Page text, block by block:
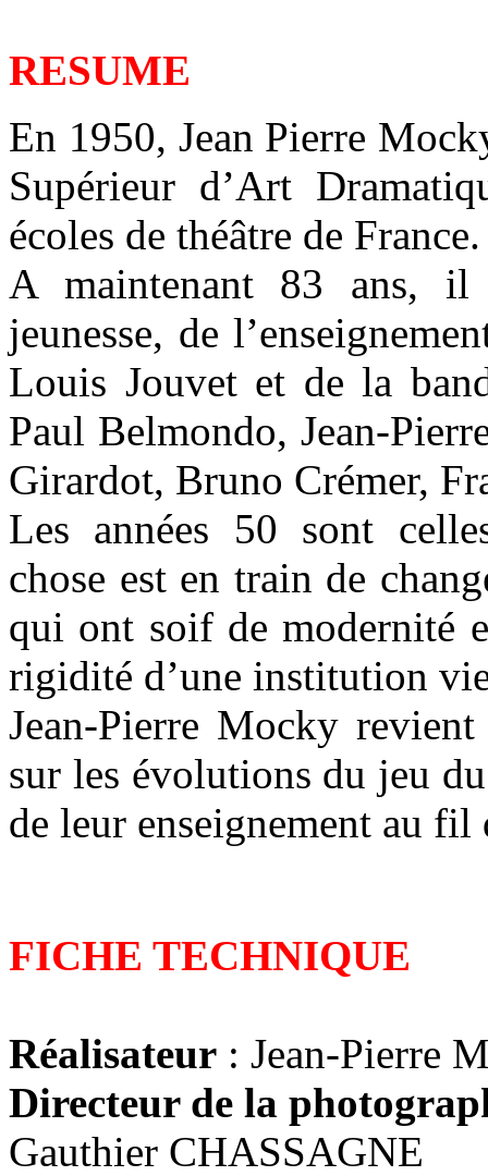
RESUME
En 1950, Jean Pierre
Supérieur d’Art
écoles de théâtre de France.
A maintenant 83 ans, il
jeunesse, de
Louis Jouvet et de la
Paul Belmondo, Jean-
Girardot, Bruno Crémer,
Les années 50 sont
chose est en train de
qui ont soif de modernité
rigidité d’une institution
Jean-Pierre Mocky
sur les évolutions du jeu
de leur enseignement au fil
FICHE TECHNIQUE
Réalisateur : Jean-Pierre
Directeur de la
Gauthier CHASSAGNE